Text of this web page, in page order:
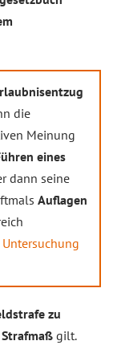
die
Meinung
eines
dann seine
Auflagen
zu
gilt.